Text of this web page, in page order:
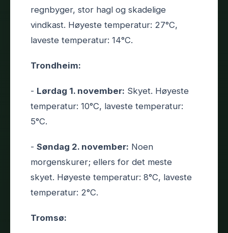
regnbyger, stor hagl og skadelige
vindkast. Høyeste temperatur: 27°C,
laveste temperatur: 14°C.
Trondheim:
- Lørdag 1. november: Skyet. Høyeste
temperatur: 10°C, laveste temperatur:
5°C.
- Søndag 2. november: Noen
morgenskurer; ellers for det meste
skyet. Høyeste temperatur: 8°C, laveste
temperatur: 2°C.
Tromsø: